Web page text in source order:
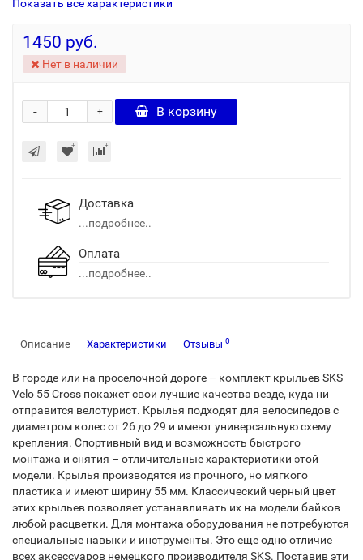
Показать все характеристики
1450 руб.
Нет в наличии
+
- В корзину
Доставка
...подробнее..
Оплата
...подробнее..
Описание Характеристики Отзывы 0
В городе или на проселочной дороге – комплект крыльев SKS
Velo 55 Cross покажет свои лучшие качества везде, куда ни
отправится велотурист. Крылья подходят для велосипедов с
диаметром колес от 26 до 29 и имеют универсальную схему
крепления. Спортивный вид и возможность быстрого
монтажа и снятия – отличительные характеристики этой
модели. Крылья производятся из прочного, но мягкого
пластика и имеют ширину 55 мм. Классический черный цвет
этих крыльев позволяет устанавливать их на модели байков
любой расцветки. Для монтажа оборудования не потребуются
специальные навыки и инструменты. Это еще одно отличие
всех аксессуаров немецкого производителя SKS. Поставив эти